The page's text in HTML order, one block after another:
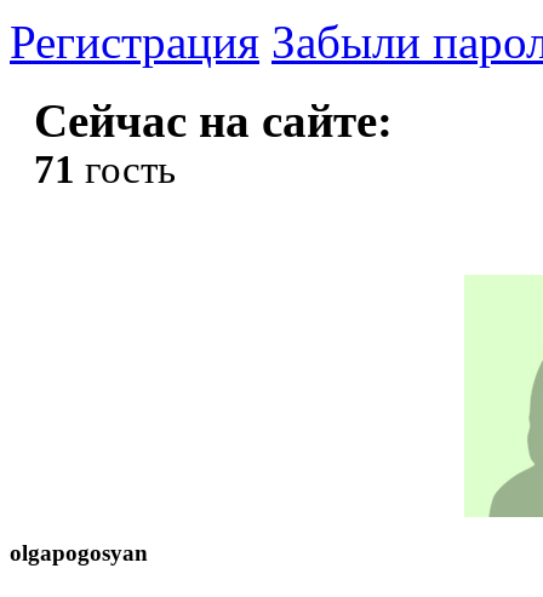
Регистрация Забыли
Сейчас на сайте:
71 гость
olgapogosyan